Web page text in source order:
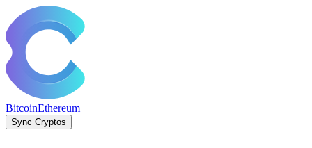
BitcoinEthereum
Sync Cryptos